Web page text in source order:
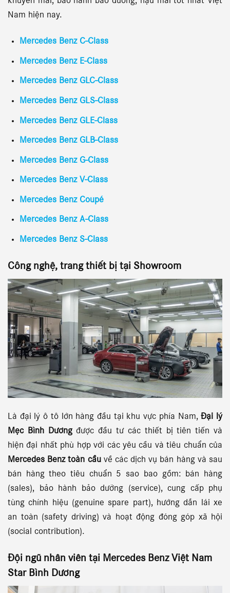
Nam hiện nay.
Mercedes Benz C-Class
Mercedes Benz E-Class
Mercedes Benz GLC-Class
Mercedes Benz GLS-Class
Mercedes Benz GLE-Class
Mercedes Benz GLB-Class
Mercedes Benz G-Class
Mercedes Benz V-Class
Mercedes Benz Coupé
Mercedes Benz A-Class
Mercedes Benz S-Class
Công nghệ, trang thiết bị tại Showroom
Là đại lý ô tô lớn hàng đầu tại khu vực phía Nam,Đại lý
Mẹc Bình Dươngđược đầu tư các thiết bị tiên tiến và
hiện đại nhất phù hợp với các yêu cầu và tiêu chuẩn của
Mercedes Benz toàn cầuvề các dịch vụ bán hàng và sau
bán hàng theo tiêu chuẩn 5 sao bao gồm: bán hàng
(sales), bảo hành bảo dưỡng (service), cung cấp phụ
tùng chính hiệu (genuine spare part), hướng dẫn lái xe
an toàn (safety driving) và hoạt động đóng góp xã hội
(social contribution).
Đội ngũ nhân viên tại Mercedes Benz Việt Nam
Star Bình Dương